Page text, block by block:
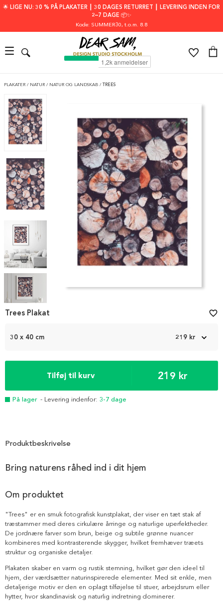
🌟 LIGE NU: 30 % PÅ PLAKATER ┃ 30 DAGES RETURRET ┃ LEVERING INDEN FOR
2–7 DAGE 📦✨
Kode: SUMMER30, t.o.m. 8.8
PLAKATER / NATUR / NATUR OG LANDSKAB / TREES
Item
1
30 x 40 cm 219 kr
Tilføj til kurv 219 kr
På lager - Levering indenfor: 3-7 dage
Trees Plakat favorite_border
Produktbeskrivelse
Bring naturens råhed ind i dit hjem
Om produktet
"Trees" er en smuk fotografisk kunstplakat, der viser en tæt stak af
træstammer med deres cirkulære årringe og naturlige uperfektheder.
De jordnære farver som brun, beige og subtile grønne nuancer
kombineres med kontrasterende skygger, hvilket fremhæver træets
struktur og organiske detaljer.
Plakaten skaber en varm og rustik stemning, hvilket gør den ideel til
hjem, der værdsætter naturinspirerede elementer. Med sit enkle, men
detaljerige motiv er den en oplagt tilføjelse til stuer, arbejdsrum eller
hytter, hvor skandinavisk og naturlig indretning dominerer.